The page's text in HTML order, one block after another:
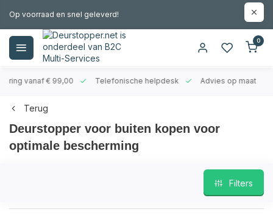
Op voorraad en snel geleverd!
0
vanaf € 99,00 Telefonische helpdesk Advies op maat
Terug
Deurstopper voor buiten kopen voor
optimale bescherming
Filters